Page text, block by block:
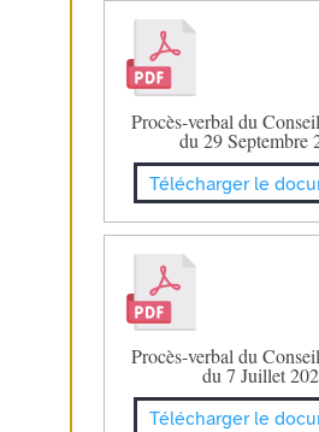
Procès-verbal du
du 29 Septembre
Télécharger le
Procès-verbal du
du 7 Juillet
Télécharger le